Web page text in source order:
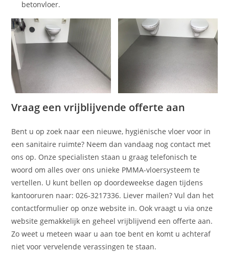
betonvloer.
Vraag een vrijblijvende offerte aan
Bent u op zoek naar een nieuwe, hygiënische vloer voor in
een sanitaire ruimte? Neem dan vandaag nog contact met
ons op. Onze specialisten staan u graag telefonisch te
woord om alles over ons unieke PMMA-vloersysteem te
vertellen. U kunt bellen op doordeweekse dagen tijdens
kantooruren naar: 026-3217336. Liever mailen? Vul dan het
contactformulier op onze website in. Ook vraagt u via onze
website gemakkelijk en geheel vrijblijvend een offerte aan.
Zo weet u meteen waar u aan toe bent en komt u achteraf
niet voor vervelende verassingen te staan.